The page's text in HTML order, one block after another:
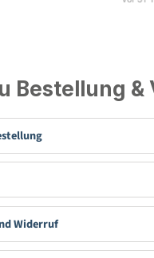
Bestellung &
Widerruf